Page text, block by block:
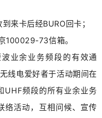
来卡后经BURO回卡；
100029-73信箱。
业余业务频段的有效通
线电爱好者于活动期间在
UHF频段的所有业余业务
络活动，互相问候、宣传